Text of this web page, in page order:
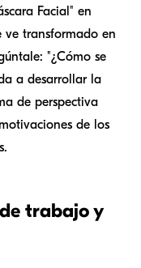
Facial" en
ve transformado en
"¿Cómo se
a desarrollar la
de perspectiva
de los
trabajo y